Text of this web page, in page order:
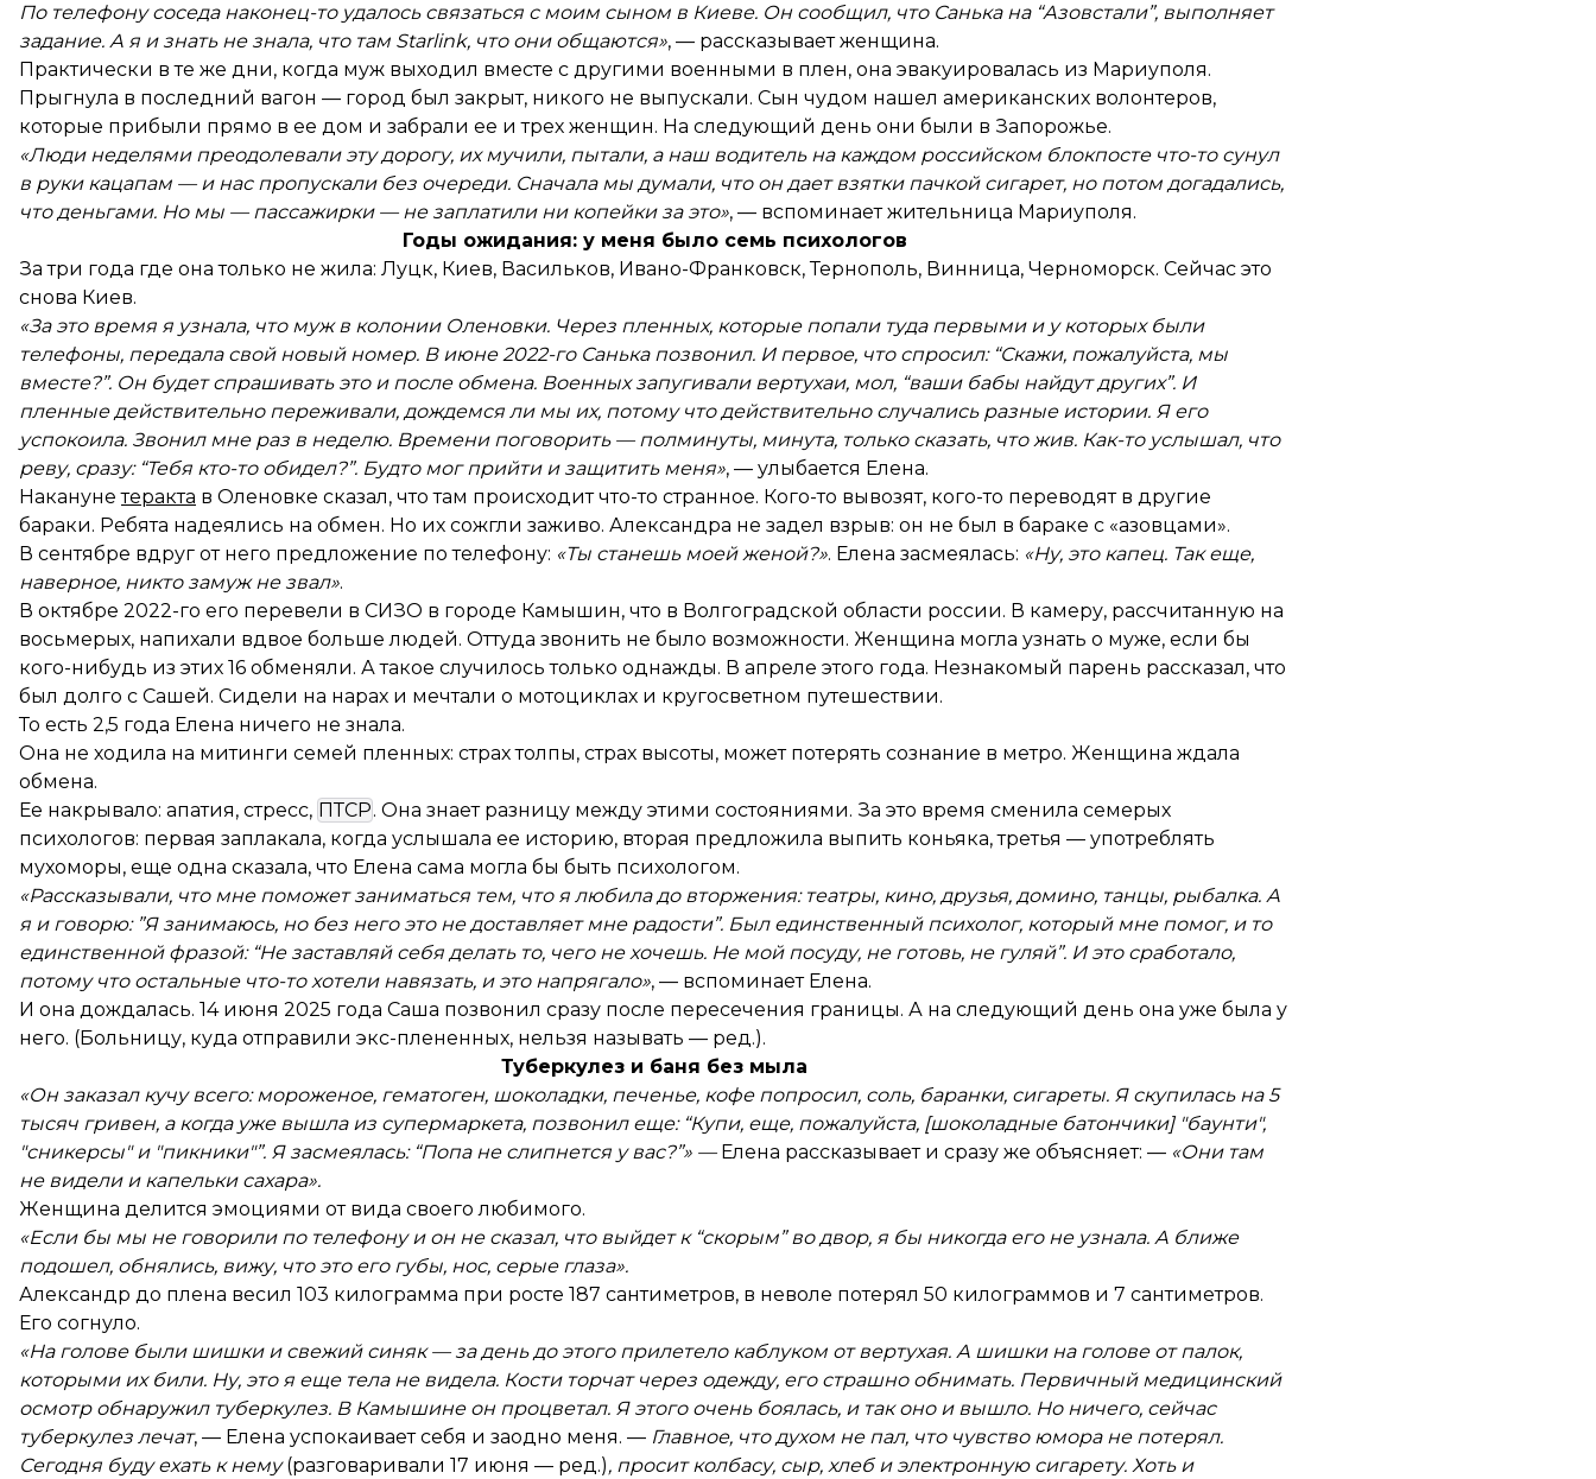
По телефону соседа наконец-то удалось связаться с моим сыном в Киеве. Он сообщил, что Санька на “Азовстали”, выполняет
задание. А я и знать не знала, что там Starlink, что они общаются», — рассказывает женщина.
Практически в те же дни, когда муж выходил вместе с другими военными в плен, она эвакуировалась из Мариуполя.
Прыгнула в последний вагон — город был закрыт, никого не выпускали. Сын чудом нашел американских волонтеров,
которые прибыли прямо в ее дом и забрали ее и трех женщин. На следующий день они были в Запорожье.
«Люди неделями преодолевали эту дорогу, их мучили, пытали, а наш водитель на каждом российском блокпосте что-то сунул
в руки кацапам — и нас пропускали без очереди. Сначала мы думали, что он дает взятки пачкой сигарет, но потом догадались,
что деньгами. Но мы — пассажирки — не заплатили ни копейки за это», — вспоминает жительница Мариуполя.
Годы ожидания: у меня было семь психологов
За три года где она только не жила: Луцк, Киев, Васильков, Ивано-Франковск, Тернополь, Винница, Черноморск. Сейчас это
снова Киев.
«За это время я узнала, что муж в колонии Оленовки. Через пленных, которые попали туда первыми и у которых были
телефоны, передала свой новый номер. В июне 2022-го Санька позвонил. И первое, что спросил: “Скажи, пожалуйста, мы
вместе?”. Он будет спрашивать это и после обмена. Военных запугивали вертухаи, мол, “ваши бабы найдут других”. И
пленные действительно переживали, дождемся ли мы их, потому что действительно случались разные истории. Я его
успокоила. Звонил мне раз в неделю. Времени поговорить — полминуты, минута, только сказать, что жив. Как-то услышал, что
реву, сразу: “Тебя кто-то обидел?”. Будто мог прийти и защитить меня», — улыбается Елена.
Наканунетеракта в Оленовке сказал, что там происходит что-то странное. Кого-то вывозят, кого-то переводят в другие
бараки. Ребята надеялись на обмен. Но их сожгли заживо. Александра не задел взрыв: он не был в бараке с «азовцами».
В сентябре вдруг от него предложение по телефону: «Ты станешь моей женой?». Елена засмеялась: «Ну, это капец. Так еще,
наверное, никто замуж не звал».
В октябре 2022-го его перевели в СИЗО в городе Камышин, что в Волгоградской области россии. В камеру, рассчитанную на
восьмерых, напихали вдвое больше людей. Оттуда звонить не было возможности. Женщина могла узнать о муже, если бы
кого-нибудь из этих 16 обменяли. А такое случилось только однажды. В апреле этого года. Незнакомый парень рассказал, что
был долго с Сашей. Сидели на нарах и мечтали о мотоциклах и кругосветном путешествии.
То есть 2,5 года Елена ничего не знала.
Она не ходила на митинги семей пленных: страх толпы, страх высоты, может потерять сознание в метро. Женщина ждала
обмена.
Ее накрывало: апатия, стресс, ПТСР. Она знает разницу между этими состояниями. За это время сменила семерых
психологов: первая заплакала, когда услышала ее историю, вторая предложила выпить коньяка, третья — употреблять
мухоморы, еще одна сказала, что Елена сама могла бы быть психологом.
«Рассказывали, что мне поможет заниматься тем, что я любила до вторжения: театры, кино, друзья, домино, танцы, рыбалка. А
я и говорю: ”Я занимаюсь, но без него это не доставляет мне радости”. Был единственный психолог, который мне помог, и то
единственной фразой: “Не заставляй себя делать то, чего не хочешь. Не мой посуду, не готовь, не гуляй”. И это сработало,
потому что остальные что-то хотели навязать, и это напрягало», — вспоминает Елена.
И она дождалась. 14 июня 2025 года Саша позвонил сразу после пересечения границы. А на следующий день она уже была у
него. (Больницу, куда отправили экс-плененных, нельзя называть — ред.).
Туберкулез и баня без мыла
«Он заказал кучу всего: мороженое, гематоген, шоколадки, печенье, кофе попросил, соль, баранки, сигареты. Я скупилась на 5
тысяч гривен, а когда уже вышла из супермаркета, позвонил еще: “Купи, еще, пожалуйста, [шоколадные батончики] "баунти",
"сникерсы" и "пикники"”. Я засмеялась: “Попа не слипнется у вас?”» —Елена рассказывает и сразу же объясняет: — «Они там
не видели и капельки сахара».
Женщина делится эмоциями от вида своего любимого.
«Если бы мы не говорили по телефону и он не сказал, что выйдет к “скорым” во двор, я бы никогда его не узнала. А ближе
подошел, обнялись, вижу, что это его губы, нос, серые глаза».
Александр до плена весил 103 килограмма при росте 187 сантиметров, в неволе потерял 50 килограммов и 7 сантиметров.
Его согнуло.
«На голове были шишки и свежий синяк — за день до этого прилетело каблуком от вертухая. А шишки на голове от палок,
которыми их били. Ну, это я еще тела не видела. Кости торчат через одежду, его страшно обнимать. Первичный медицинский
осмотр обнаружил туберкулез. В Камышине он процветал. Я этого очень боялась, и так оно и вышло. Но ничего, сейчас
туберкулез лечат, — Елена успокаивает себя и заодно меня. — Главное, что духом не пал, что чувство юмора не потерял.
Сегодня буду ехать к нему(разговаривали 17 июня — ред.), просит колбасу, сыр, хлеб и электронную сигарету. Хоть и